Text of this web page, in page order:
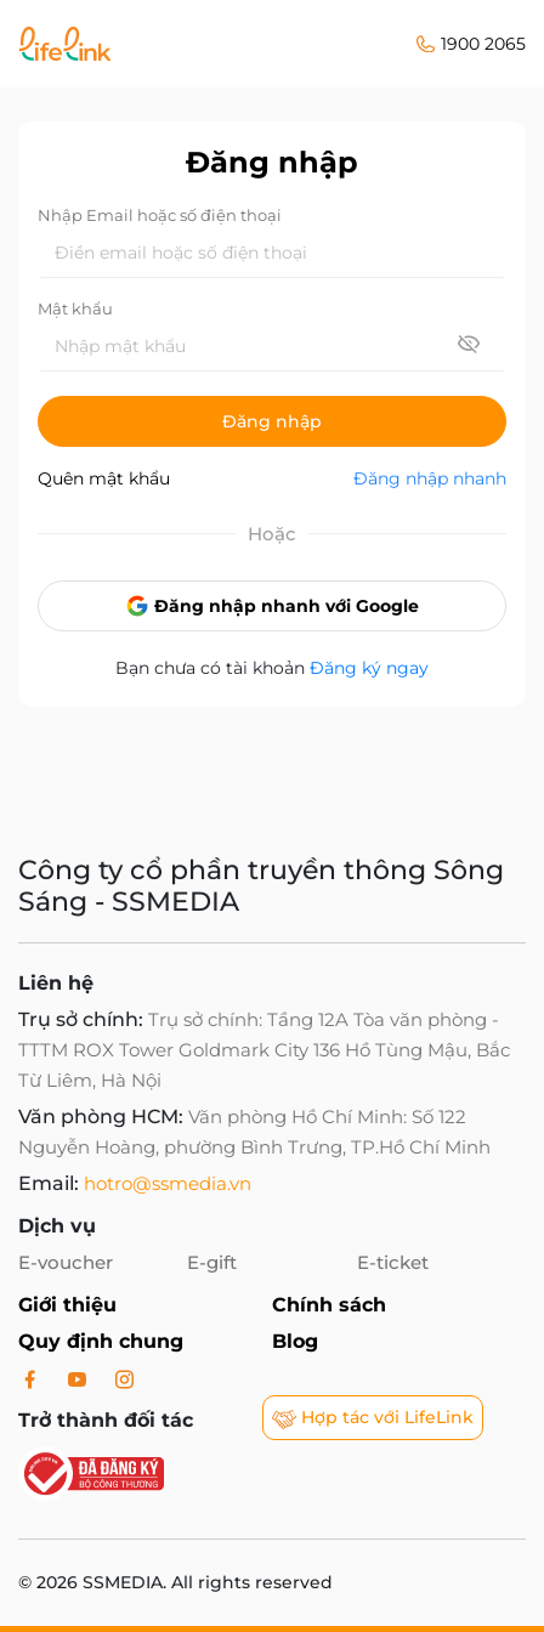
1900 2065
Đăng nhập
Nhập Email hoặc số điện thoại
Mật khẩu
Đăng nhập
Quên mật khẩu Đăng nhập nhanh
Hoặc
Đăng nhập nhanh với Google
Bạn chưa có tài khoản Đăng ký ngay
Công ty cổ phần truyền thông Sông
Sáng - SSMEDIA
Liên hệ
Trụ sở chính: Trụ sở chính: Tầng 12A Tòa văn phòng -
TTTM ROX Tower Goldmark City 136 Hồ Tùng Mậu, Bắc
Từ Liêm, Hà Nội
Văn phòng HCM: Văn phòng Hồ Chí Minh: Số 122
Nguyễn Hoàng, phường Bình Trưng, TP.Hồ Chí Minh
Email: hotro@ssmedia.vn
Dịch vụ
E-voucher
E-gift
E-ticket
Giới thiệu
Chính sách
Quy định chung
Blog
Trở thành đối tác Hợp tác với LifeLink
© 2026 SSMEDIA. All rights reserved